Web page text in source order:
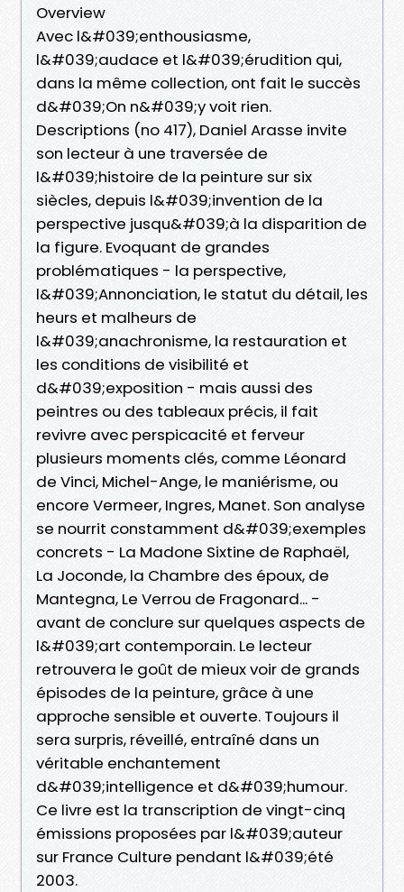
Overview
Avec l&#039;enthousiasme,
l&#039;audace et l&#039;érudition qui,
dans la même collection, ont fait le succès
d&#039;On n&#039;y voit rien.
Descriptions (no 417), Daniel Arasse invite
son lecteur à une traversée de
l&#039;histoire de la peinture sur six
siècles, depuis l&#039;invention de la
perspective jusqu&#039;à la disparition de
la figure. Evoquant de grandes
problématiques - la perspective,
l&#039;Annonciation, le statut du détail, les
heurs et malheurs de
l&#039;anachronisme, la restauration et
les conditions de visibilité et
d&#039;exposition - mais aussi des
peintres ou des tableaux précis, il fait
revivre avec perspicacité et ferveur
plusieurs moments clés, comme Léonard
de Vinci, Michel-Ange, le maniérisme, ou
encore Vermeer, Ingres, Manet. Son analyse
se nourrit constamment d&#039;exemples
concrets - La Madone Sixtine de Raphaël,
La Joconde, la Chambre des époux, de
Mantegna, Le Verrou de Fragonard... -
avant de conclure sur quelques aspects de
l&#039;art contemporain. Le lecteur
retrouvera le goût de mieux voir de grands
épisodes de la peinture, grâce à une
approche sensible et ouverte. Toujours il
sera surpris, réveillé, entraîné dans un
véritable enchantement
d&#039;intelligence et d&#039;humour.
Ce livre est la transcription de vingt-cinq
émissions proposées par l&#039;auteur
sur France Culture pendant l&#039;été
2003.